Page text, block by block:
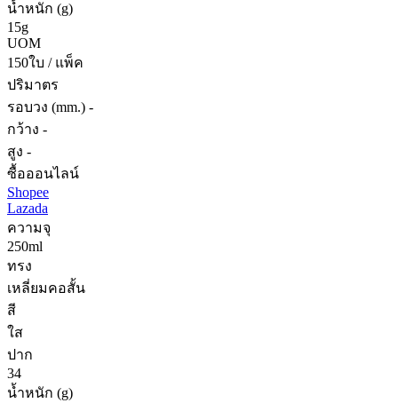
น้ำหนัก (g)
15g
UOM
150ใบ / แพ็ค
ปริมาตร
รอบวง (mm.) -
กว้าง -
สูง -
ซื้อออนไลน์
Shopee
Lazada
ความจุ
250ml
ทรง
เหลี่ยมคอสั้น
สี
ใส
ปาก
34
น้ำหนัก (g)